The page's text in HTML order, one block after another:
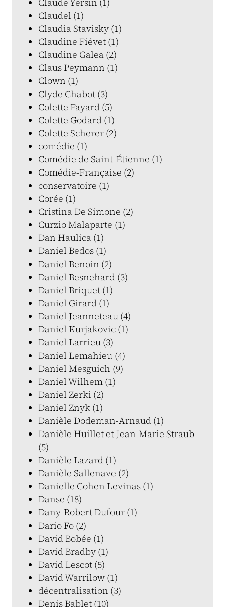
Claudel (1)
Claudia Stavisky (1)
Claudine Fiévet (1)
Claudine Galea (2)
Claus Peymann (1)
Clown (1)
Clyde Chabot (3)
Colette Fayard (5)
Colette Godard (1)
Colette Scherer (2)
comédie (1)
Comédie de Saint-Étienne (1)
Comédie-Française (2)
conservatoire (1)
Corée (1)
Cristina De Simone (2)
Curzio Malaparte (1)
Dan Haulica (1)
Daniel Bedos (1)
Daniel Benoin (2)
Daniel Besnehard (3)
Daniel Briquet (1)
Daniel Girard (1)
Daniel Jeanneteau (4)
Daniel Kurjakovic (1)
Daniel Larrieu (3)
Daniel Lemahieu (4)
Daniel Mesguich (9)
Daniel Wilhem (1)
Daniel Zerki (2)
Daniel Znyk (1)
Danièle Dodeman-Arnaud (1)
Danièle Huillet et Jean-Marie Straub
(5)
Danièle Lazard (1)
Danièle Sallenave (2)
Danielle Cohen Levinas (1)
Danse (18)
Dany-Robert Dufour (1)
Dario Fo (2)
David Bobée (1)
David Bradby (1)
David Lescot (5)
David Warrilow (1)
décentralisation (3)
Denis Bablet (10)